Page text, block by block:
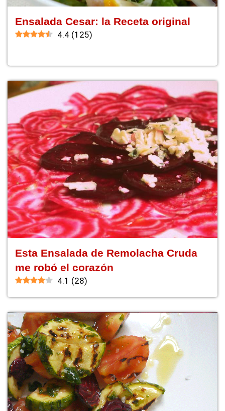
Ensalada Cesar: la Receta original
4.4 (125)
Esta Ensalada de Remolacha Cruda
me robó el corazón
4.1 (28)